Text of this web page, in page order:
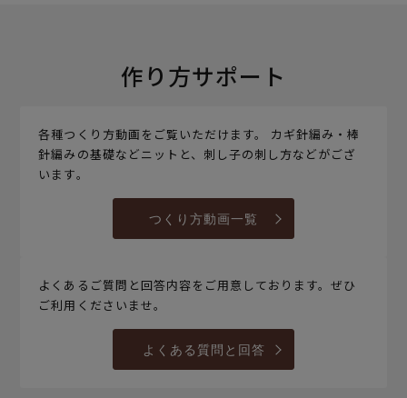
作り方サポート
各種つくり方動画をご覧いただけます。 カギ針編み・棒
針編みの基礎などニットと、刺し子の刺し方などがござ
います。
つくり方動画一覧
よくあるご質問と回答内容をご用意しております。ぜひ
ご利用くださいませ。
よくある質問と回答